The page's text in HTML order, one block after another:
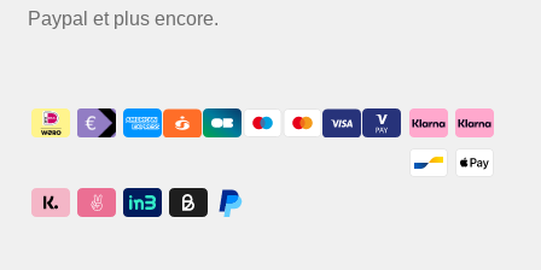
Paypal et plus encore.